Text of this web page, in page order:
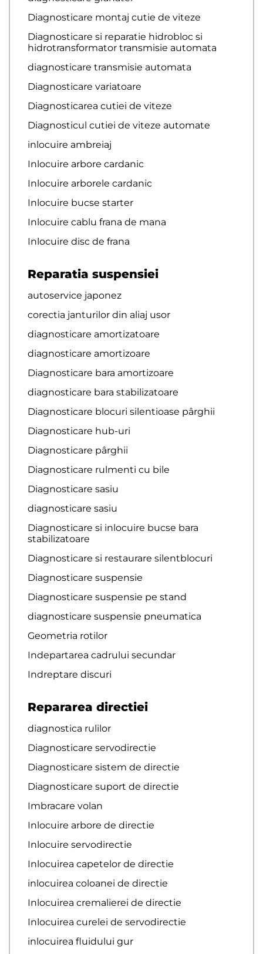
Diagnosticare montaj cutie de viteze
Diagnosticare si reparatie hidrobloc si
hidrotransformator transmisie automata
diagnosticare transmisie automata
Diagnosticare variatoare
Diagnosticarea cutiei de viteze
Diagnosticul cutiei de viteze automate
inlocuire ambreiaj
Inlocuire arbore cardanic
Inlocuire arborele cardanic
Inlocuire bucse starter
Inlocuire cablu frana de mana
Inlocuire disc de frana
Reparatia suspensiei
autoservice japonez
corectia janturilor din aliaj usor
diagnosticare amortizatoare
diagnosticare amortizoare
Diagnosticare bara amortizoare
diagnosticare bara stabilizatoare
Diagnosticare blocuri silentioase pârghii
Diagnosticare hub-uri
Diagnosticare pârghii
Diagnosticare rulmenti cu bile
Diagnosticare sasiu
diagnosticare sasiu
Diagnosticare si inlocuire bucse bara
stabilizatoare
Diagnosticare si restaurare silentblocuri
Diagnosticare suspensie
Diagnosticare suspensie pe stand
diagnosticare suspensie pneumatica
Geometria rotilor
Indepartarea cadrului secundar
Indreptare discuri
Repararea directiei
diagnostica rulilor
Diagnosticare servodirectie
Diagnosticare sistem de directie
Diagnosticare suport de directie
Imbracare volan
Inlocuire arbore de directie
Inlocuire servodirectie
Inlocuirea capetelor de directie
inlocuirea coloanei de directie
Inlocuirea cremalierei de directie
Inlocuirea curelei de servodirectie
inlocuirea fluidului gur